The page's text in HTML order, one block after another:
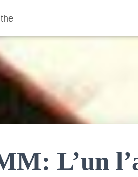
L’un